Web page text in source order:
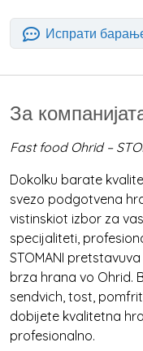
Испрати
За
Fast food Ohrid –
Dokolku barate
svezo podgotvena
vistinskiot izbor za
specijaliteti,
STOMANI
brza hrana vo Ohrid.
sendvich, tost,
dobijete kvalitetna
profesionalno.